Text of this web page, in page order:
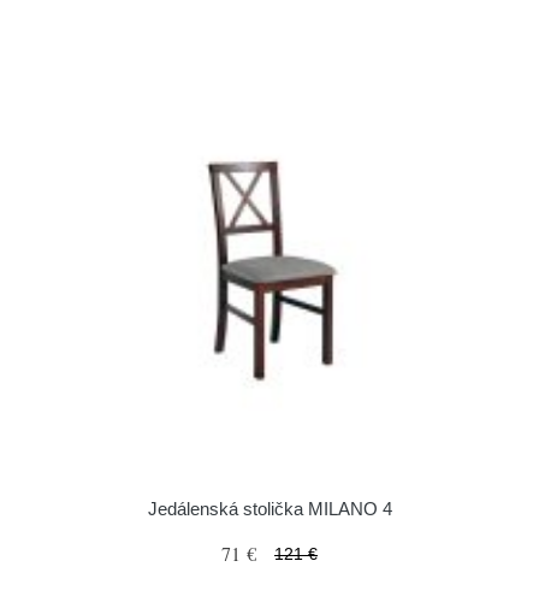
Jedálenská stolička MILANO 4
71 € 121 €